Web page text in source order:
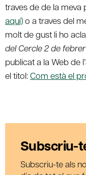
traves de de la meva
aquí)o a traves del
molt de gust li ho
del Cercle2 de
publicat a la Web de
el titol:Com està el
Subscriu-
Subscriu-te als